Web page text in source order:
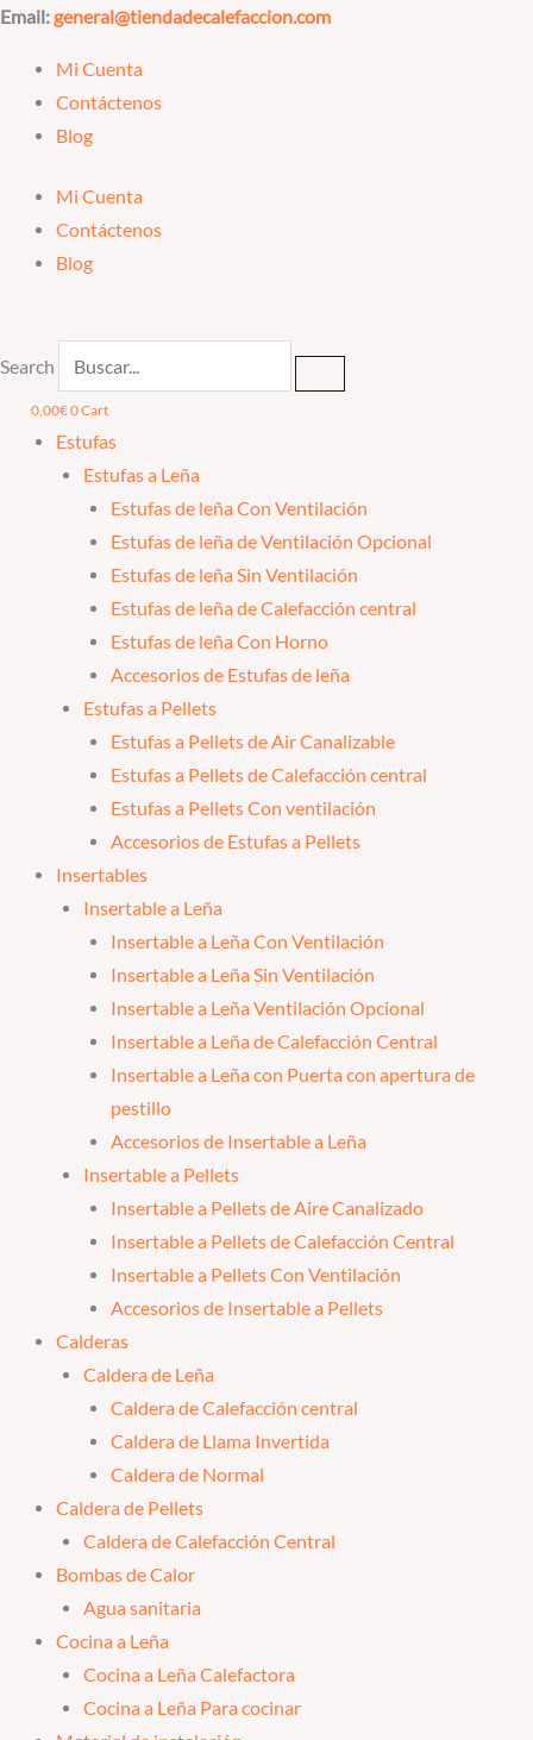
Ir
contenido
Email:general@tiendadecalefaccion.com
Mi Cuenta
Contáctenos
Blog
Mi Cuenta
Contáctenos
Blog
Search
0,00€0Cart
Estufas
Estufas a Leña
Estufas de leña Con Ventilación
Estufas de leña de Ventilación Opcional
Estufas de leña Sin Ventilación
Estufas de leña de Calefacción central
Estufas de leña Con Horno
Accesorios de Estufas de leña
Estufas a Pellets
Estufas a Pellets de Air Canalizable
Estufas a Pellets de Calefacción central
Estufas a Pellets Con ventilación
Accesorios de Estufas a Pellets
Insertables
Insertable a Leña
Insertable a Leña Con Ventilación
Insertable a Leña Sin Ventilación
Insertable a Leña Ventilación Opcional
Insertable a Leña de Calefacción Central
Insertable a Leña con Puerta con apertura de
pestillo
Accesorios de Insertable a Leña
Insertable a Pellets
Insertable a Pellets de Aire Canalizado
Insertable a Pellets de Calefacción Central
Insertable a Pellets Con Ventilación
Accesorios de Insertable a Pellets
Calderas
Caldera de Leña
Caldera de Calefacción central
Caldera de Llama Invertida
Caldera de Normal
Caldera de Pellets
Caldera de Calefacción Central
Bombas de Calor
Agua sanitaria
Cocina a Leña
Cocina a Leña Calefactora
Cocina a Leña Para cocinar